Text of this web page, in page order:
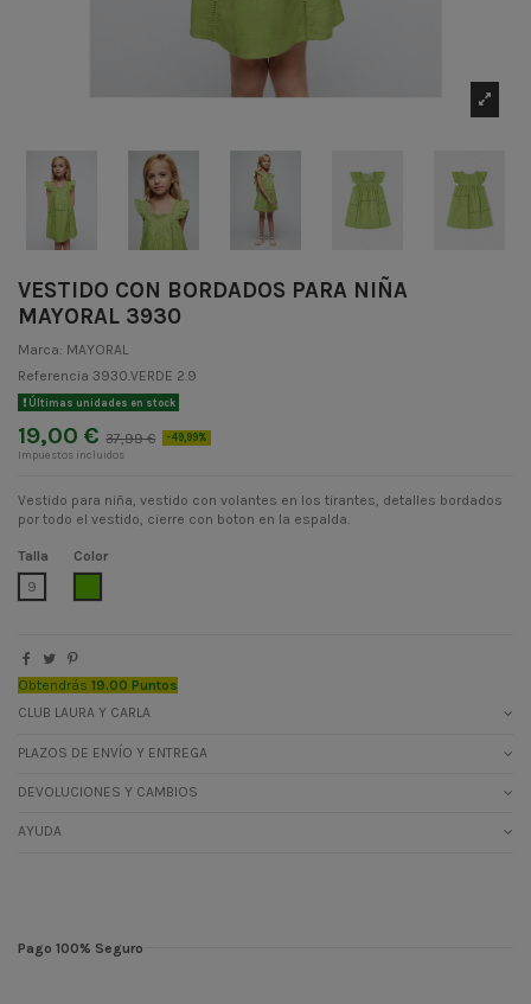
VESTIDO CON BORDADOS PARA NIÑA
MAYORAL 3930
Marca: MAYORAL
Referencia 3930.VERDE 2.9
Últimas unidades en stock
19,00 € 37,99 € -49,99%
Impuestos incluidos
Vestido para niña, vestido con volantes en los tirantes, detalles bordados
por todo el vestido, cierre con boton en la espalda.
Talla
9
Color
Obtendrás 19.00 Puntos
CLUB LAURA Y CARLA
PLAZOS DE ENVÍO Y ENTREGA
DEVOLUCIONES Y CAMBIOS
AYUDA
Pago 100% Seguro